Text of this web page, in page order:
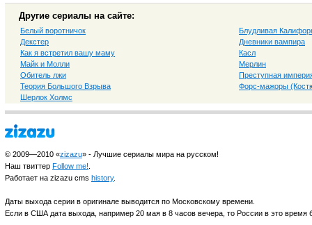
Другие сериалы на сайте:
Белый воротничок
Блудливая
Декстер
Дневники вампира
Как я встретил вашу маму
Касл
Майк и Молли
Мерлин
Обитель лжи
Преступная
Теория Большого Взрыва
Форс-мажоры
Шерлок Холмс
© 2009—2010 «zizazu» - Лучшие сериалы мира на русском!
Наш твиттер Follow me!
Работает на zizazu cms history.
Даты выхода серии в оригинале выводится по Московскому времени.
Если в США дата выхода, например 20 мая в 8 часов вечера, то России в это время